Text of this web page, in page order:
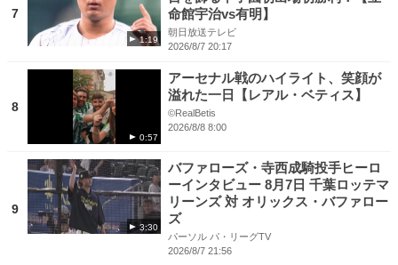
7
1:19
命館宇治vs有明】
朝日放送テレビ
2026/8/7 20:17
8
0:57
アーセナル戦のハイライト、笑顔が
溢れた一日【レアル・ベティス】
©RealBetis
2026/8/8 8:00
9
3:30
バファローズ・寺西成騎投手ヒーロ
ーインタビュー 8月7日 千葉ロッテマ
リーンズ 対 オリックス・バファロー
ズ
パーソル パ・リーグTV
2026/8/7 21:56